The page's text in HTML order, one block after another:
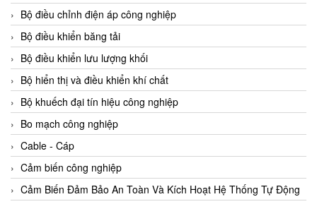
Ados Vietnam
Advanced Energy Vietnam
Advantech Vietnam
Agate Vietnam
AGR International Vietnam
Aichi Tokei Denki Vietnam
Aii Vietnam
AIKOH
AINUO Vietnam
Bộ điều chỉnh điện áp công nghiệp
Bộ điều khiển băng tải
Bộ điều khiển lưu lượng khối
Bộ hiển thị và điều khiển khí chất
Bộ khuếch đại tín hiệu công nghiệp
Bo mạch công nghiệp
Cable - Cáp
Cảm biến công nghiệp
Cảm Biến Đảm Bảo An Toàn Và Kích Hoạt Hệ Thống Tự Động